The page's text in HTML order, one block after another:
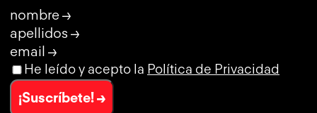
nombre →
apellidos →
email →
He leído y acepto la Política de Privacidad
¡Suscríbete! →